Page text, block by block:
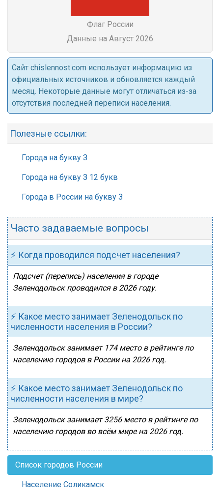
Флаг России
Данные на Август 2026
Cайт chislennost.com использует информацию из
официальных источников и обновляется каждый
месяц. Некоторые данные могут отличаться из-за
отсутствия последней переписи населения.
Полезные ссылки:
Города на букву З
Города на букву З 12 букв
Города в России на букву З
Часто задаваемые вопросы
⚡ Когда проводился подсчет населения?
Подсчет (перепись) населения в городе
Зеленодольск проводился в 2026 году.
⚡ Какое место занимает Зеленодольск по
численности населения в России?
Зеленодольск занимает 174 место в рейтинге по
населению городов в России на 2026 год.
⚡ Какое место занимает Зеленодольск по
численности населения в мире?
Зеленодольск занимает 3256 место в рейтинге по
населению городов во всём мире на 2026 год.
Список городов России
Население Соликамск